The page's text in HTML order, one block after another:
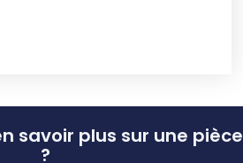
savoir plus sur une pièce
?